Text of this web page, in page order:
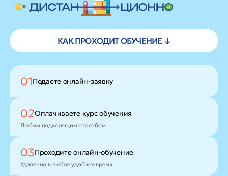
КАК ПРОХОДИТ ОБУЧЕНИЕ ↓
01Подаете онлайн-заявку
02Оплачиваете курс обучения
Любым подходящим способом
03Проходитеонлайн-обучение
Удаленно в любое удобное время